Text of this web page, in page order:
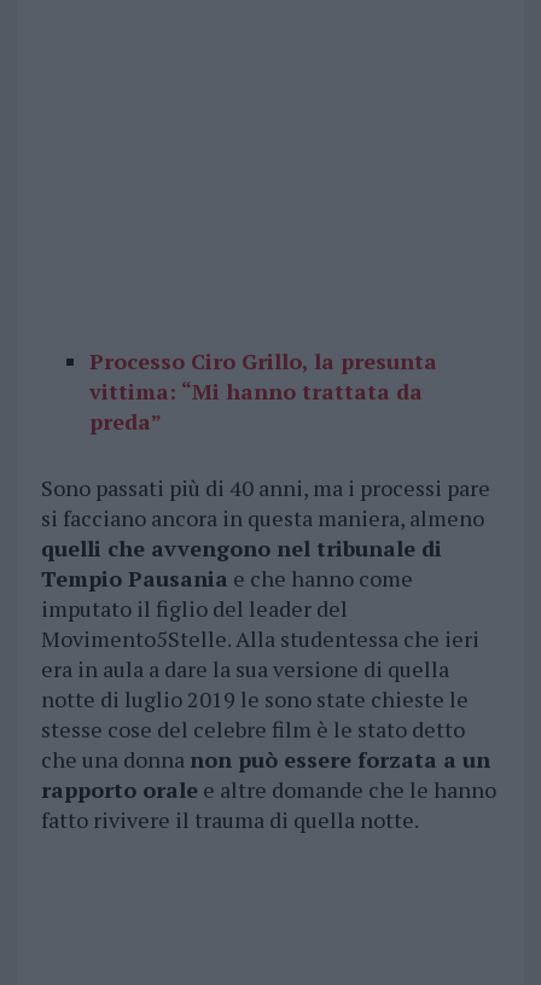
Processo Ciro Grillo, la presunta
vittima: “Mi hanno trattata da
preda”
Sono passati più di 40 anni, ma i processi pare
si facciano ancora in questa maniera, almeno
quelli che avvengono nel tribunale di
Tempio Pausania e che hanno come
imputato il figlio del leader del
Movimento5Stelle. Alla studentessa che ieri
era in aula a dare la sua versione di quella
notte di luglio 2019 le sono state chieste le
stesse cose del celebre film è le stato detto
che una donna non può essere forzata a un
rapporto oralee altre domande che le hanno
fatto rivivere il trauma di quella notte.